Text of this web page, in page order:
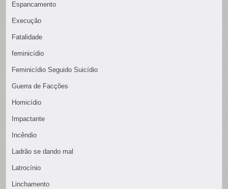
Espancamento
Execução
Fatalidade
feminicídio
Feminicídio Seguido Suicídio
Guerra de Facções
Homicídio
Impactante
Incêndio
Ladrão se dando mal
Latrocínio
Linchamento